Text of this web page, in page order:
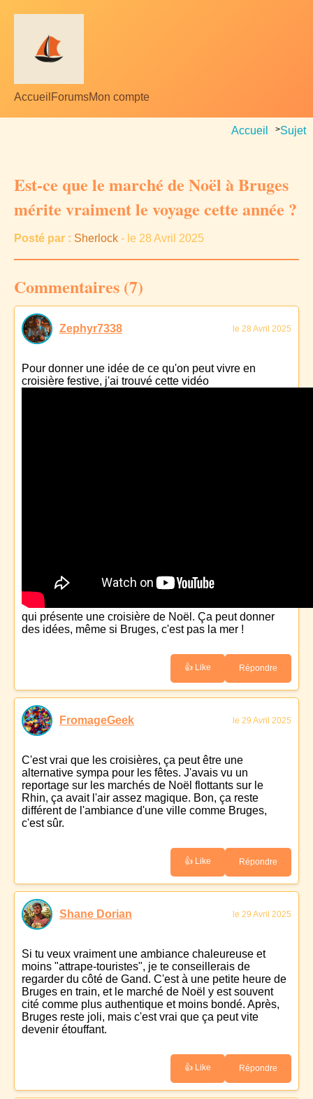
Accueil ForumsMon compte
Accueil >Sujet
Est-ce que le marché de Noël à Bruges
mérite vraiment le voyage cette année ?
Posté par : Sherlock - le 28 Avril 2025
Commentaires (7)
Zephyr7338 le 28 Avril 2025
Pour donner une idée de ce qu'on peut vivre en
croisière festive, j'ai trouvé cette vidéo
qui présente une croisière de Noël. Ça peut donner
des idées, même si Bruges, c'est pas la mer !
👍 Like Répondre
FromageGeek le 29 Avril 2025
C'est vrai que les croisières, ça peut être une
alternative sympa pour les fêtes. J'avais vu un
reportage sur les marchés de Noël flottants sur le
Rhin, ça avait l'air assez magique. Bon, ça reste
différent de l'ambiance d'une ville comme Bruges,
c'est sûr.
👍 Like Répondre
Shane Dorian le 29 Avril 2025
Si tu veux vraiment une ambiance chaleureuse et
moins "attrape-touristes", je te conseillerais de
regarder du côté de Gand. C'est à une petite heure de
Bruges en train, et le marché de Noël y est souvent
cité comme plus authentique et moins bondé. Après,
Bruges reste joli, mais c'est vrai que ça peut vite
devenir étouffant.
👍 Like Répondre